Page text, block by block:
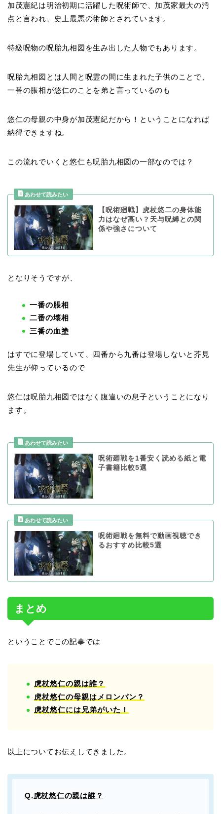
加茂憲紀は明治初期に活躍した呪術師で、加茂家最大の汚
点と言われ、史上最悪の術師とされています。
特級呪物の呪胎九相図を生み出した人物でもあります。
呪胎九相図とは 人間と呪霊の間に生まれた子供のことで、
一番の脹相が悠仁のことを弟と言っているのも
悠仁の母親の中身が加茂憲紀だから！ということになれば
納得できますね。
この流れでいくと悠仁も呪胎九相図の一部なのでは？
【呪術廻戦】虎杖悠二の身体能
力はなぜ高い？天与呪縛との関
係や強さについて
となりそうですが、
一番の脹相
二番の壊相
三番の血塗
はすでに登場していて、四番から九番は登場しないと芥見
先生が仰っているので
悠仁は呪胎九相図ではなく腹違いの息子ということになり
ます。
呪術廻戦を1番安く読める紙と電
子書籍比較5選
呪術廻戦を無料で動画視聴でき
るおすすめ比較5選
まとめ
ということでこの記事では
虎杖悠仁の親は誰？
虎杖悠仁の母親はメロンパン？
虎杖悠仁には兄弟がいた！
以上についてお伝えしてきました。
Q.虎杖悠仁の親は誰？